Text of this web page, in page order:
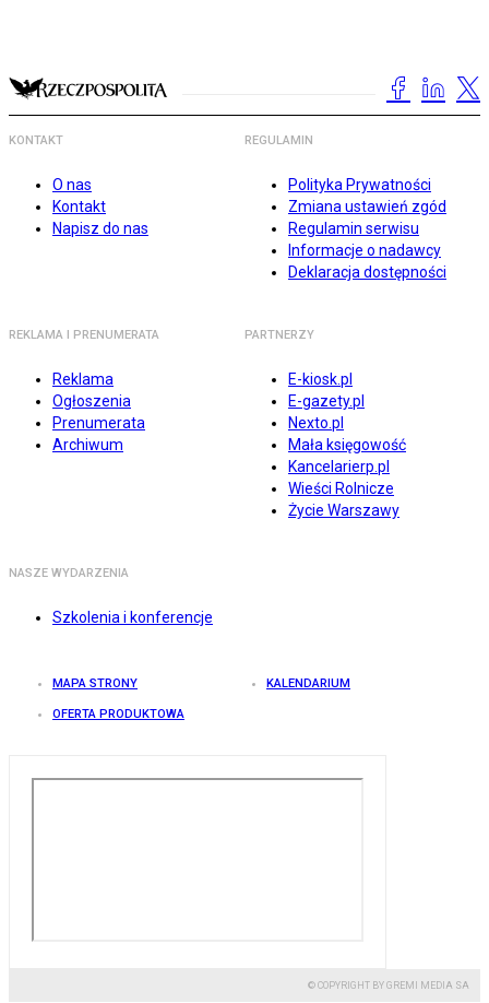
KONTAKT
O nas
Kontakt
Napisz do nas
REGULAMIN
Polityka Prywatności
Zmiana ustawień zgód
Regulamin serwisu
Informacje o nadawcy
Deklaracja dostępności
REKLAMA I PRENUMERATA
Reklama
Ogłoszenia
Prenumerata
Archiwum
PARTNERZY
E-kiosk.pl
E-gazety.pl
Nexto.pl
Mała księgowość
Kancelarierp.pl
Wieści Rolnicze
Życie Warszawy
NASZE WYDARZENIA
Szkolenia i konferencje
MAPA STRONY KALENDARIUM
OFERTA PRODUKTOWA
© COPYRIGHT BY GREMI MEDIA SA